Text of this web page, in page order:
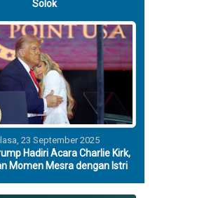
Solok
23 September 2025
Hadiri Acara Charlie Kirk,
Momen Mesra dengan Istri